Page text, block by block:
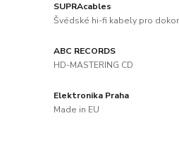
SUPRAcables
Švédské hi-fi kabely pro
ABC RECORDS
HD-MASTERING CD
Elektronika Praha
Made in EU